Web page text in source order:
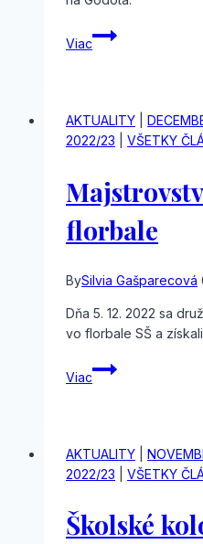
Viac
Štvrtáci
v
AKTUALITY
2022/23
VŠETKY
florbale
BySilvia Gašparecová
Dňa 5. 12. 2022 sa
vo florbale SŠ a
Viac
Majstrovstvá
kraja
AKTUALITY
2022/23
VŠETKY
Školské